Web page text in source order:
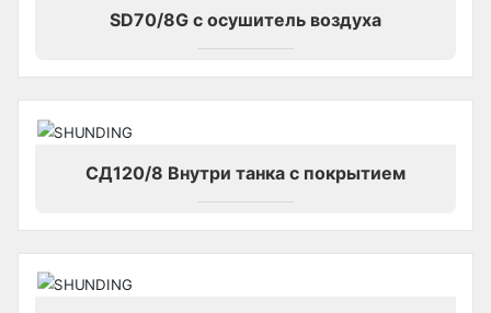
SD70/8G с осушитель воздуха
СД120/8 Внутри танка с покрытием